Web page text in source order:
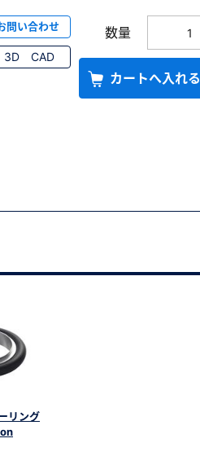
問い合わせ
3D CAD
数量
カートへ入れる
リング